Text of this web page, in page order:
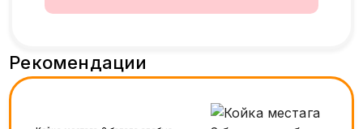
Рекомендации